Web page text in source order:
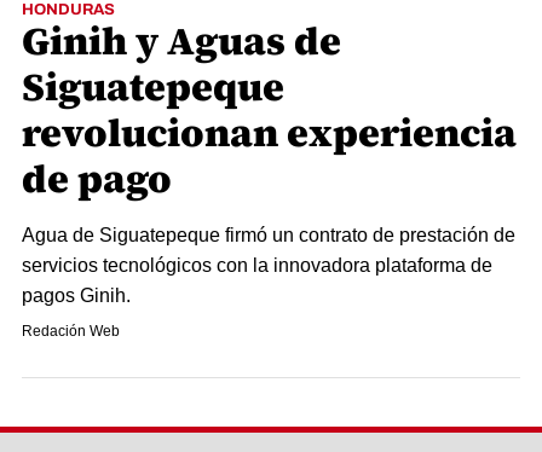
HONDURAS
Ginih y Aguas de
Siguatepeque
revolucionan experiencia
de pago
Agua de Siguatepeque firmó un contrato de prestación de
servicios tecnológicos con la innovadora plataforma de
pagos Ginih.
Redación Web